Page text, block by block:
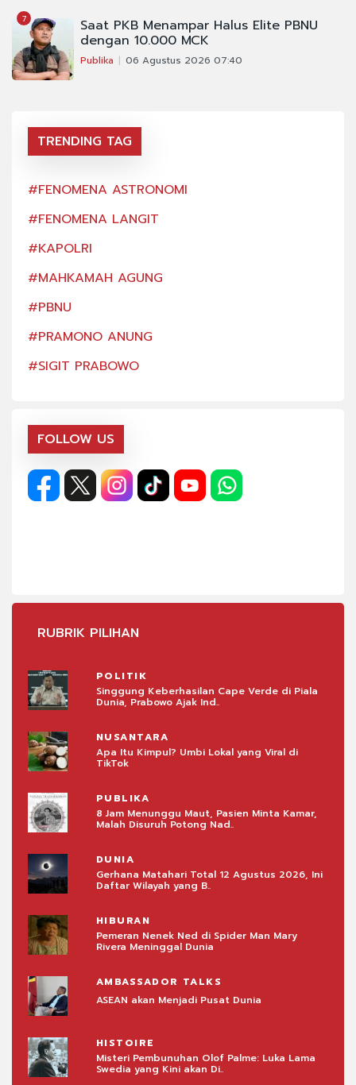
7 Saat PKB Menampar Halus Elite PBNU
dengan 10.000 MCK
Publika 06 Agustus 2026 07:40
TRENDING TAG
#FENOMENA ASTRONOMI
#FENOMENA LANGIT
#KAPOLRI
#MAHKAMAH AGUNG
#PBNU
#PRAMONO ANUNG
#SIGIT PRABOWO
FOLLOW US
RUBRIK PILIHAN
POLITIK
Singgung Keberhasilan Cape Verde di Piala
Dunia, Prabowo Ajak Ind..
NUSANTARA
Apa Itu Kimpul? Umbi Lokal yang Viral di
TikTok
PUBLIKA
8 Jam Menunggu Maut, Pasien Minta Kamar,
Malah Disuruh Potong Nad..
DUNIA
Gerhana Matahari Total 12 Agustus 2026, Ini
Daftar Wilayah yang B..
HIBURAN
Pemeran Nenek Ned di Spider Man Mary
Rivera Meninggal Dunia
AMBASSADOR TALKS
ASEAN akan Menjadi Pusat Dunia
HISTOIRE
Misteri Pembunuhan Olof Palme: Luka Lama
Swedia yang Kini akan Di..